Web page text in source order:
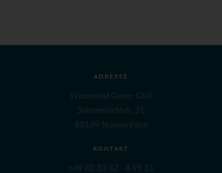
ADRESSE
Winzerhof Gierer GbR
Sonnenbichlstr. 31
88149 Nonnenhorn
KONTAKT
+49 (0) 83 82 - 8 95 81